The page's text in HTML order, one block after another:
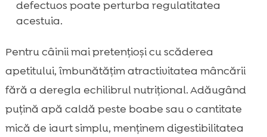
defectuos poate perturba regulatitatea
acestuia.
Pentru câinii mai pretențioși cu scăderea
apetitului, îmbunătățim atractivitatea mâncării
fără a deregla echilibrul nutrițional. Adăugând
puțină apă caldă peste boabe sau o cantitate
mică de iaurt simplu, menținem digestibilitatea